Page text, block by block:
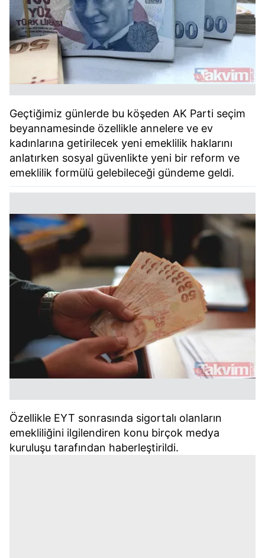
Geçtiğimiz günlerde bu köşeden AK Parti seçim
beyannamesinde özellikle annelere ve ev
kadınlarına getirilecek yeni emeklilik haklarını
anlatırken sosyal güvenlikte yeni bir reform ve
emeklilik formülü gelebileceği gündeme geldi.
Özellikle EYT sonrasında sigortalı olanların
emekliliğini ilgilendiren konu birçok medya
kuruluşu tarafından haberleştirildi.